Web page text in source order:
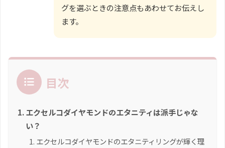
グを選ぶときの注意点もあわせてお伝えし
ます。
目次
エクセルコダイヤモンドのエタニティは派手じゃな
い？
エクセルコダイヤモンドのエタニティリングが輝く理